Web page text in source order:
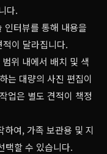
다.
인터뷰를 통해 내용을
이 달라집니다.
위 내에서 배치 및 색
는 대량의 사진 편집이
업은 별도 견적이 책정
하여, 가족 보관용 및 지
택할 수 있습니다.